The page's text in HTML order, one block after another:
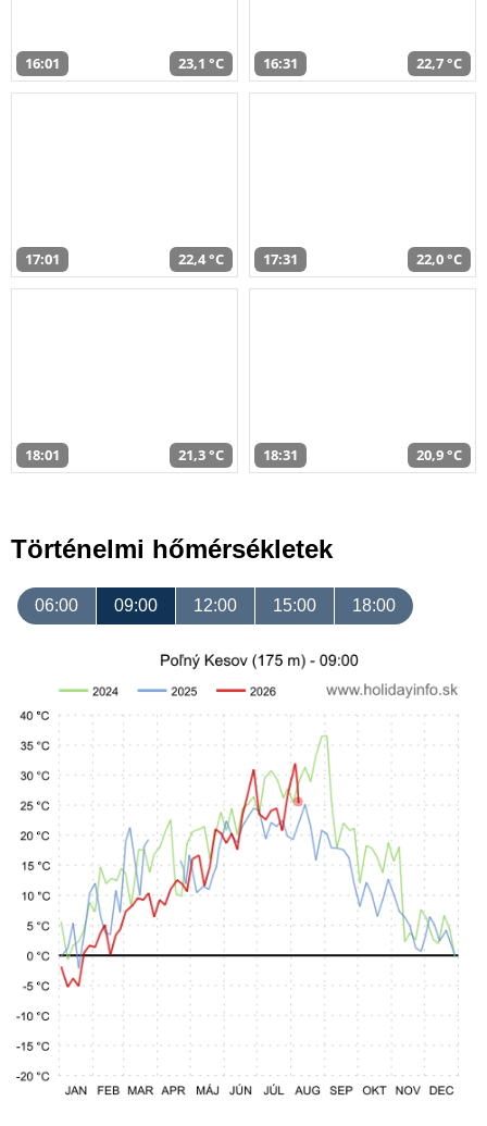
16:01 23,1 °C 16:31 22,7 °C
17:01 22,4 °C 17:31 22,0 °C
18:01 21,3 °C 18:31 20,9 °C
Történelmi hőmérsékletek
06:00 09:00 12:00 15:00 18:00